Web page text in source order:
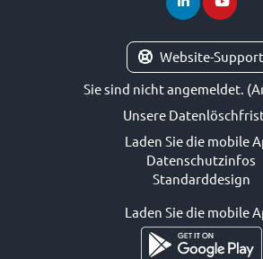
Website-Support
Sie sind nicht angemeldet. (
Unsere
Laden Sie die mobile
Datenschutzinfos
Standarddesign
Laden Sie die mobile